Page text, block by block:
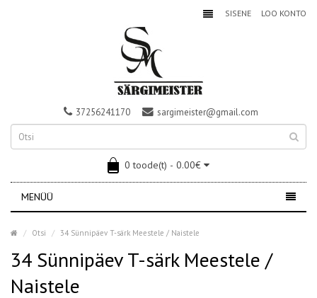
SISENE LOO KONTO
37256241170 sargimeister@gmail.com
0 toode(t) - 0.00€
MENÜÜ
Otsi 34 Sünnipäev T-särk Meestele / Naistele
34 Sünnipäev T-särk Meestele /
Naistele